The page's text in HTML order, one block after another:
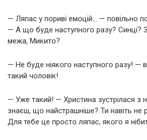
— Ляпас у пориві емоцій… — повільно
— А що буде наступного разу? Синці?
межа, Микито?
— Не буде ніякого наступного разу! —
такий чоловік!
— Уже такий! — Христина зустрілася з
знаєш, що найстрашніше? Ти навіть не
Для тебе це просто ляпас, якого я